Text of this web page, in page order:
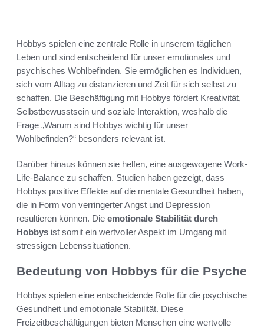
Hobbys spielen eine zentrale Rolle in unserem täglichen
Leben und sind entscheidend für unser emotionales und
psychisches Wohlbefinden. Sie ermöglichen es Individuen,
sich vom Alltag zu distanzieren und Zeit für sich selbst zu
schaffen. Die Beschäftigung mit Hobbys fördert Kreativität,
Selbstbewusstsein und soziale Interaktion, weshalb die
Frage „Warum sind Hobbys wichtig für unser
Wohlbefinden?“ besonders relevant ist.
Darüber hinaus können sie helfen, eine ausgewogene Work-
Life-Balance zu schaffen. Studien haben gezeigt, dass
Hobbys positive Effekte auf die mentale Gesundheit haben,
die in Form von verringerter Angst und Depression
resultieren können. Die emotionale Stabilität durch
Hobbys ist somit ein wertvoller Aspekt im Umgang mit
stressigen Lebenssituationen.
Bedeutung von Hobbys für die Psyche
Hobbys spielen eine entscheidende Rolle für die psychische
Gesundheit und emotionale Stabilität. Diese
Freizeitbeschäftigungen bieten Menschen eine wertvolle